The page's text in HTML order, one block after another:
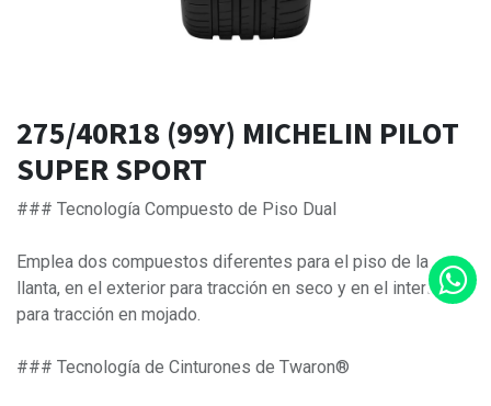
275/40R18 (99Y) MICHELIN PILOT
SUPER SPORT
### Tecnología Compuesto de Piso Dual
Emplea dos compuestos diferentes para el piso de la
llanta, en el exterior para tracción en seco y en el interior
para tracción en mojado.
### Tecnología de Cinturones de Twaron®